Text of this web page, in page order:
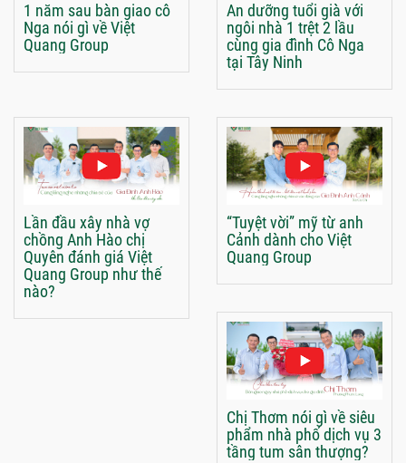
1 năm sau bàn giao cô
Nga nói gì về Việt
Quang Group
An dưỡng tuổi già với
ngôi nhà 1 trệt 2 lầu
cùng gia đình Cô Nga
tại Tây Ninh
Lần đầu xây nhà vợ
chồng Anh Hào chị
Quyên đánh giá Việt
Quang Group như thế
nào?
“Tuyệt vời” mỹ từ anh
Cảnh dành cho Việt
Quang Group
Chị Thơm nói gì về siêu
phẩm nhà phố dịch vụ 3
tầng tum sân thượng?